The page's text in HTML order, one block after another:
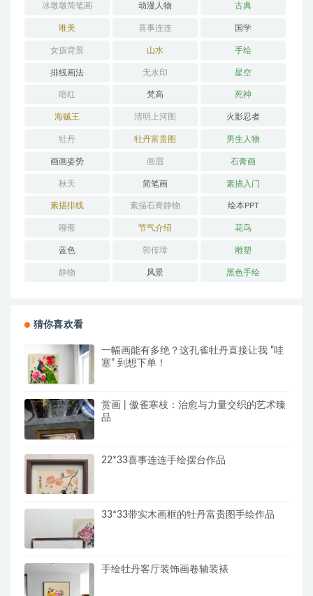
冰墩墩简笔画 动漫人物 古典
唯美 喜事连连 国学
女孩背景 山水 手绘
排线画法 无水印 星空
暗红 梵高 死神
海贼王 清明上河图 火影忍者
牡丹 牡丹富贵图 男生人物
画画姿势 画眉 石膏画
秋天 简笔画 素描入门
素描排线 素描石膏静物 绘本PPT
聊斋 节气介绍 花鸟
蓝色 郭传璋 雕塑
静物 风景 黑色手绘
猜你喜欢看
一幅画能有多绝？这孔雀牡丹直接让我 “哇
塞” 到想下单！
赏画 | 傲雀寒枝：治愈与力量交织的艺术臻
品
22*33喜事连连手绘摆台作品
33*33带实木画框的牡丹富贵图手绘作品
手绘牡丹客厅装饰画卷轴装裱